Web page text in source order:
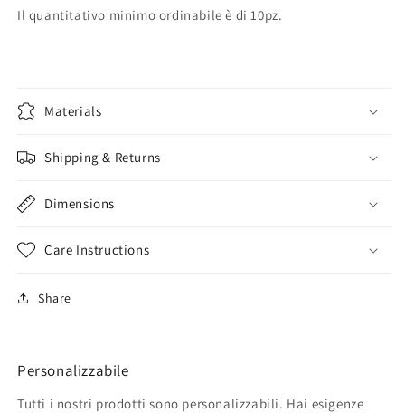
Il quantitativo minimo ordinabile è di 10pz.
Materials
Shipping & Returns
Dimensions
Care Instructions
Share
Personalizzabile
Tutti i nostri prodotti sono personalizzabili. Hai esigenze